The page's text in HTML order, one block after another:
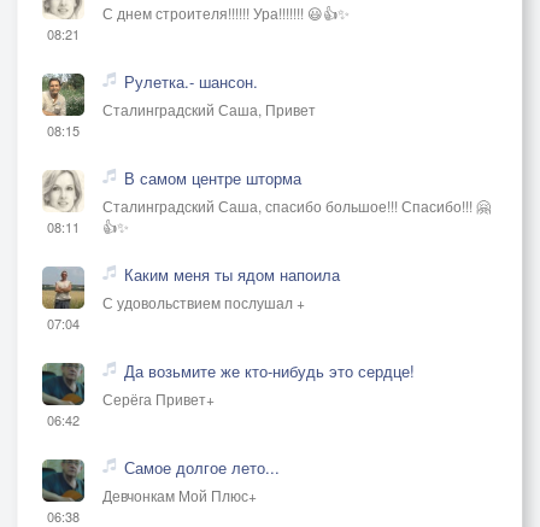
08:21
С днем строителя!!!!!! Ура!!!!!!! 😃👍✨
08:15
Рулетка.- шансон.
Сталинградский Саша, Привет
08:11
В самом центре шторма
Сталинградский Саша, спасибо большое!!! Спасибо!!! 🤗
👍✨
07:04
Каким меня ты ядом напоила
С удовольствием послушал +
06:42
Да возьмите же кто-нибудь это сердце!
Серёга Привет+
06:38
Самое долгое лето...
Девчонкам Мой Плюс+